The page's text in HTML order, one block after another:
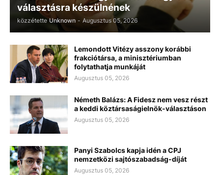
választásra készülnének
közzétette Unknown - Augusztus 05, 2026
Lemondott Vitézy asszony korábbi
frakciótársa, a minisztériumban
folytathatja munkáját
Augusztus 05, 2026
Németh Balázs: A Fidesz nem vesz részt
a keddi köztársaságielnök-választáson
Augusztus 05, 2026
Panyi Szabolcs kapja idén a CPJ
nemzetközi sajtószabadság-díját
Augusztus 05, 2026